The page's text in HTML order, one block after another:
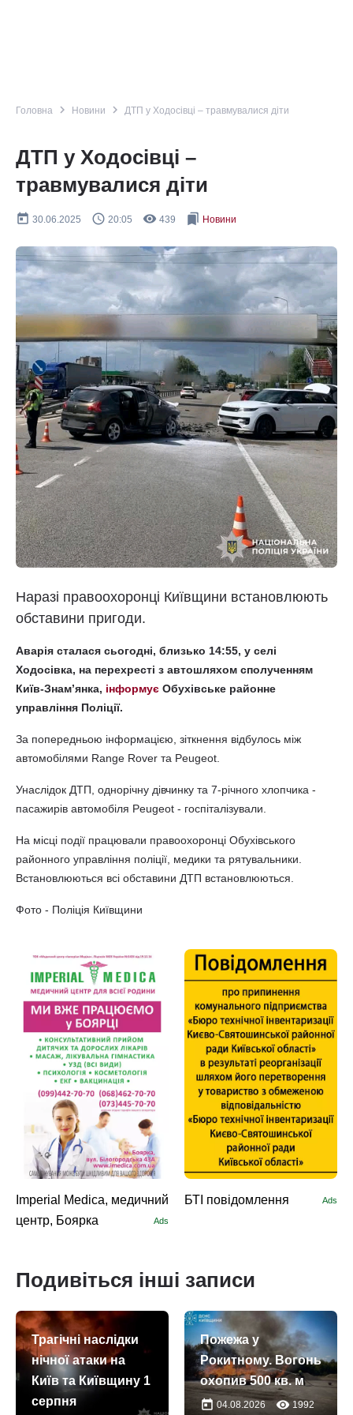
Головна navigate_next Новини navigate_next ДТП у Ходосівці – травмувалися діти
ДТП у Ходосівці –
травмувалися діти
today 30.06.2025 query_builder 20:05 remove_red_eye 439 bookmarks Новини
Наразі правоохоронці Київщини встановлюють
обставини пригоди.
Аварія сталася сьогодні, близько 14:55, у селі
Ходосівка, на перехресті з автошляхом сполученням
Київ-Знам’янка, інформує Обухівське районне
управління Поліції.
За попередньою інформацією, зіткнення відбулось між
автомобілями Range Rover та Peugeot.
Унаслідок ДТП, однорічну дівчинку та 7-річного хлопчика -
пасажирів автомобіля Peugeot - госпіталізували.
На місці події працювали правоохоронці Обухівського
районного управління поліції, медики та рятувальники.
Встановлюються всі обставини ДТП встановлюються.
Фото - Поліція Київщини
Imperial Medica, медичний
центр, Боярка
Ads
БТІ повідомлення Ads
Подивіться інші записи
Трагічні наслідки
нічної атаки на
Київ та Київщину 1
серпня
Пожежа у
Рокитному. Вогонь
охопив 500 кв. м
today 04.08.2026 remove_red_eye 1992